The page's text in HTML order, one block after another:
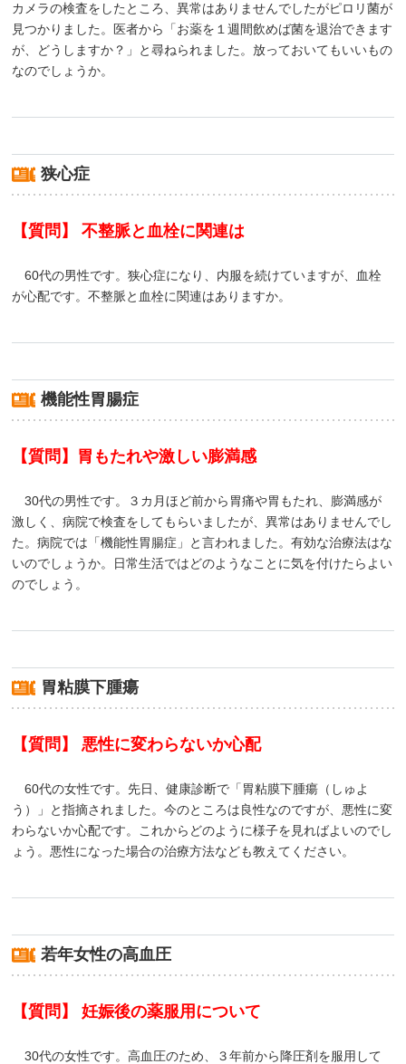
カメラの検査をしたところ、異常はありませんでしたがピロリ菌が
見つかりました。医者から「お薬を１週間飲めば菌を退治できます
が、どうしますか？」と尋ねられました。放っておいてもいいもの
なのでしょうか。
狭心症
【質問】 不整脈と血栓に関連は
60代の男性です。狭心症になり、内服を続けていますが、血栓
が心配です。不整脈と血栓に関連はありますか。
機能性胃腸症
【質問】胃もたれや激しい膨満感
30代の男性です。３カ月ほど前から胃痛や胃もたれ、膨満感が
激しく、病院で検査をしてもらいましたが、異常はありませんでし
た。病院では「機能性胃腸症」と言われました。有効な治療法はな
いのでしょうか。日常生活ではどのようなことに気を付けたらよい
のでしょう。
胃粘膜下腫瘍
【質問】 悪性に変わらないか心配
60代の女性です。先日、健康診断で「胃粘膜下腫瘍（しゅよ
う）」と指摘されました。今のところは良性なのですが、悪性に変
わらないか心配です。これからどのように様子を見ればよいのでし
ょう。悪性になった場合の治療方法なども教えてください。
若年女性の高血圧
【質問】 妊娠後の薬服用について
30代の女性です。高血圧のため、３年前から降圧剤を服用して